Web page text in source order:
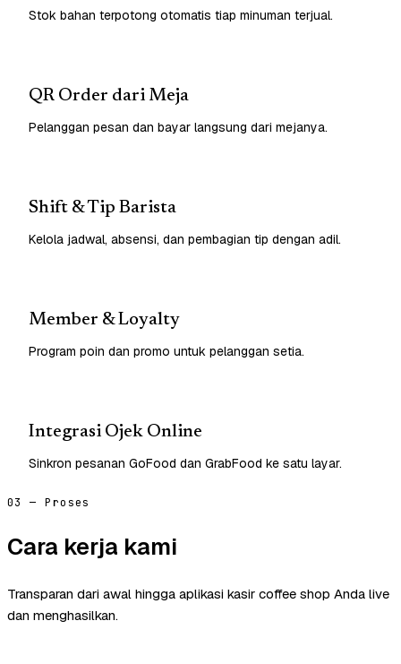
Stok bahan terpotong otomatis tiap minuman terjual.
QR Order dari Meja
Pelanggan pesan dan bayar langsung dari mejanya.
Shift & Tip Barista
Kelola jadwal, absensi, dan pembagian tip dengan adil.
Member & Loyalty
Program poin dan promo untuk pelanggan setia.
Integrasi Ojek Online
Sinkron pesanan GoFood dan GrabFood ke satu layar.
03 — Proses
Cara kerja kami
Transparan dari awal hingga aplikasi kasir coffee shop Anda live
dan menghasilkan.